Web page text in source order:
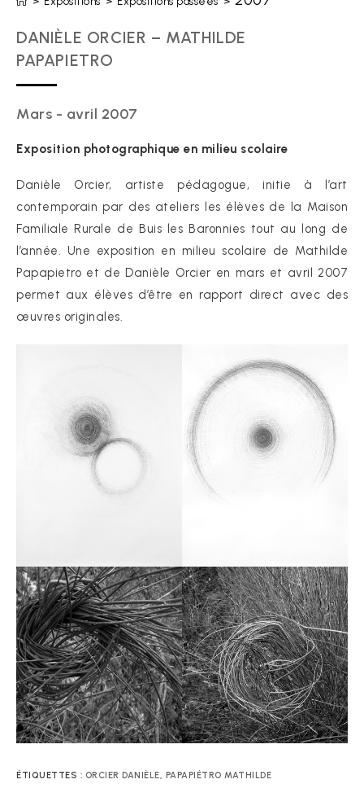
DANIÈLE ORCIER – MATHILDE
PAPAPIETRO
Mars - avril 2007
Exposition photographique en milieu scolaire
Danièle Orcier, artiste pédagogue, initie à l’art
contemporain par des ateliers les élèves de la Maison
Familiale Rurale de Buis les Baronnies tout au long de
l’année. Une exposition en milieu scolaire de Mathilde
Papapietro et de Danièle Orcier en mars et avril 2007
permet aux élèves d’être en rapport direct avec des
œuvres originales.
ÉTIQUETTES : ORCIER DANIÈLE, PAPAPIÉTRO MATHILDE